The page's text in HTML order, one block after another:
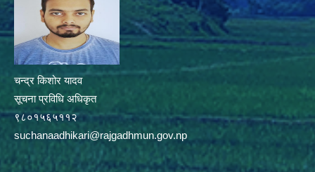
चन्द्र किशोर यादव
सूचना प्रविधि अधिकृत
९८०१५६५११२
suchanaadhikari@rajgadhmun.gov.np